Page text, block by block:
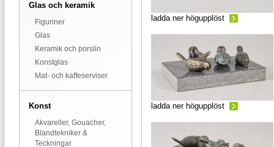
Glas och keramik
Figuriner
Glas
Keramik och porslin
Konstglas
Mat- och kaffeserviser
Konst
Akvareller, Gouacher,
Blandtekniker &
Teckningar
ladda ner högupplöst
ladda ner högupplöst